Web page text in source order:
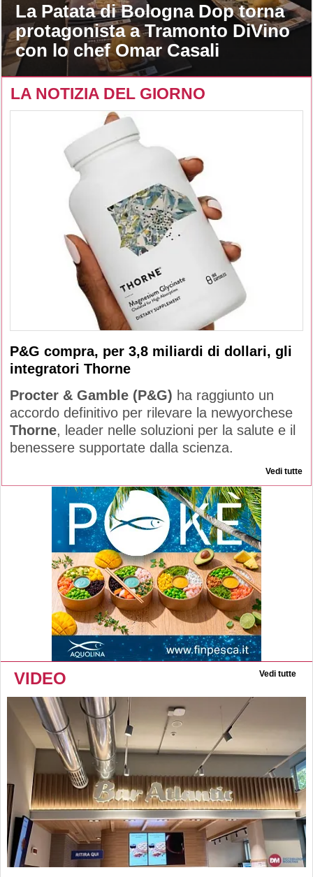
La Patata di Bologna Dop torna
protagonista a Tramonto DiVino
con lo chef Omar Casali
LA NOTIZIA DEL GIORNO
P&G compra, per 3,8 miliardi di dollari, gli
integratori Thorne
Procter & Gamble (P&G) ha raggiunto un
accordo definitivo per rilevare la newyorchese
Thorne, leader nelle soluzioni per la salute e il
benessere supportate dalla scienza.
Vedi tutte
VIDEO Vedi tutte